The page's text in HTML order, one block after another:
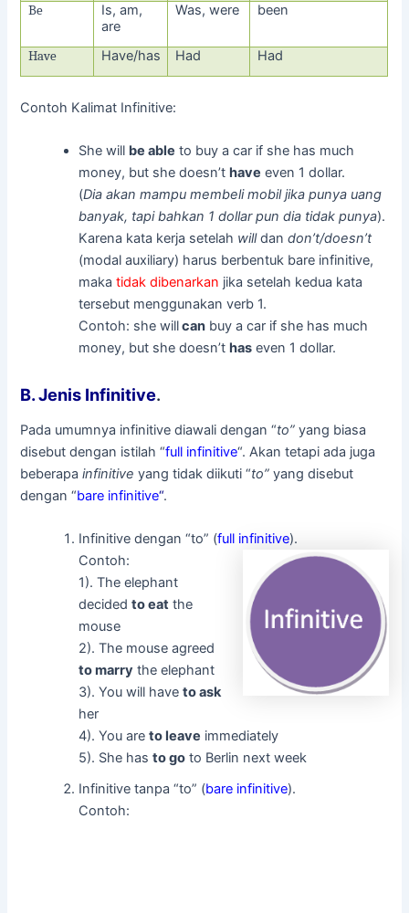
Be
Is, am,
are
Was, were been
Have Have/has Had Had
Contoh Kalimat Infinitive:
She will be able to buy a car if she has much
money, but she doesn’thave even 1 dollar.
(Dia akan mampu membeli mobil jika punya uang
banyak, tapi bahkan 1 dollar pun dia tidak punya).
Karena kata kerja setelah willdandon’t/doesn’t
(modal auxiliary) harus berbentuk bare infinitive,
makatidak dibenarkan jika setelah kedua kata
tersebut menggunakan verb 1.
Contoh: she willcan buy a car if she has much
money, but she doesn’thas even 1 dollar.
B. Jenis Infinitive.
Pada umumnya infinitive diawali dengan “to”yang biasa
disebut dengan istilah “full infinitive“. Akan tetapi ada juga
beberapainfinitive yang tidak diikuti “to”yang disebut
dengan “bare infinitive“.
Infinitive dengan “to” (full infinitive).
Contoh:
1). The elephant
decidedto eat the
mouse
2). The mouse agreed
to marry the elephant
3). You will haveto ask
her
4). You areto leave immediately
5). She hasto go to Berlin next week
Infinitive tanpa “to” (bare infinitive).
Contoh: